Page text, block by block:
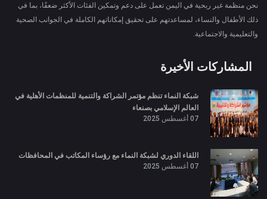
نحن منظمة غير ربحية في اليمن تعمل على دعم وتمكين الفئات الأكثر ضعفًا، بما في
ذلك الأطفال والنساء، لمساعدتهم على تحقيق إمكاناتهم الكاملة في الجوانب الصحية
والتعليمية والاجتماعية.
المشاركات الأخيرة
شبكة النماء تنظم مؤتمر الشراكة والتنمية للمنظمات الأهلية في
العالم الإسلامي بصنعاء
07 أغسطس 2025
اللقاء الدوري لشبكة النماء مع رؤساء المكاتب في المحافظات
07 أغسطس 2025